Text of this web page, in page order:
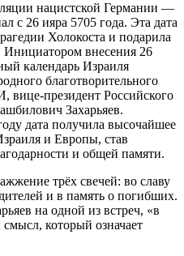
нацистской Германии —
с 26 ияра 5705 года. Эта дата
Холокоста и подарила
внесения 26
календарь Израиля
благотворительного
президент Российского
Захарьяев.
дата получила высочайшее
и Европы, став
и общей памяти.
трёх свечей: во славу
и в память о погибших.
на одной из встреч, «в
который означает